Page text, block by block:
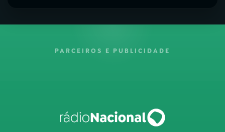
PARCEIROS E PUBLICIDADE